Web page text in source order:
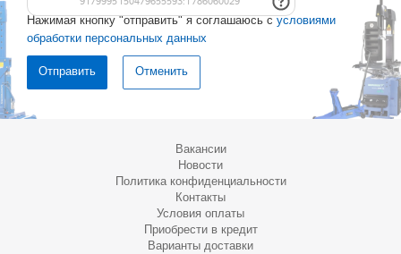
Нажимая кнопку "отправить" я соглашаюсь с условиями
обработки персональных данных
Отменить
Вакансии
Новости
Политика конфиденциальности
Контакты
Условия оплаты
Приобрести в кредит
Варианты доставки